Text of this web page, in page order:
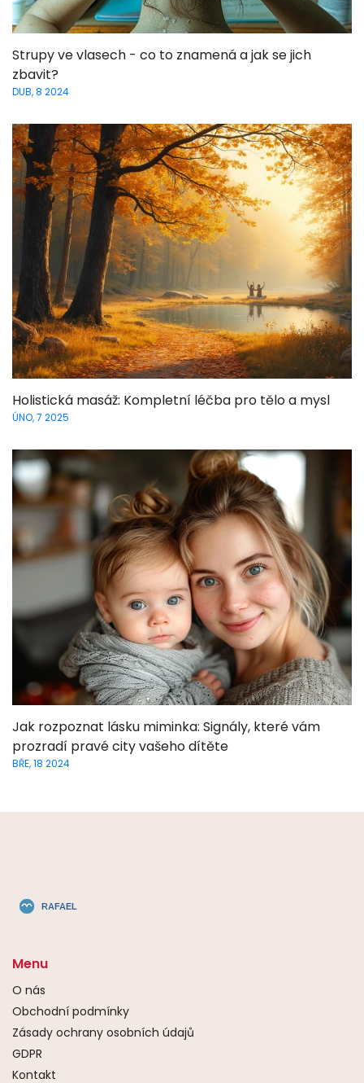
Strupy ve vlasech - co to znamená a jak se jich
zbavit?
DUB, 8 2024
Holistická masáž: Kompletní léčba pro tělo a mysl
ÚNO, 7 2025
Jak rozpoznat lásku miminka: Signály, které vám
prozradí pravé city vašeho dítěte
BŘE, 18 2024
Menu
O nás
Obchodní podmínky
Zásady ochrany osobních údajů
GDPR
Kontakt